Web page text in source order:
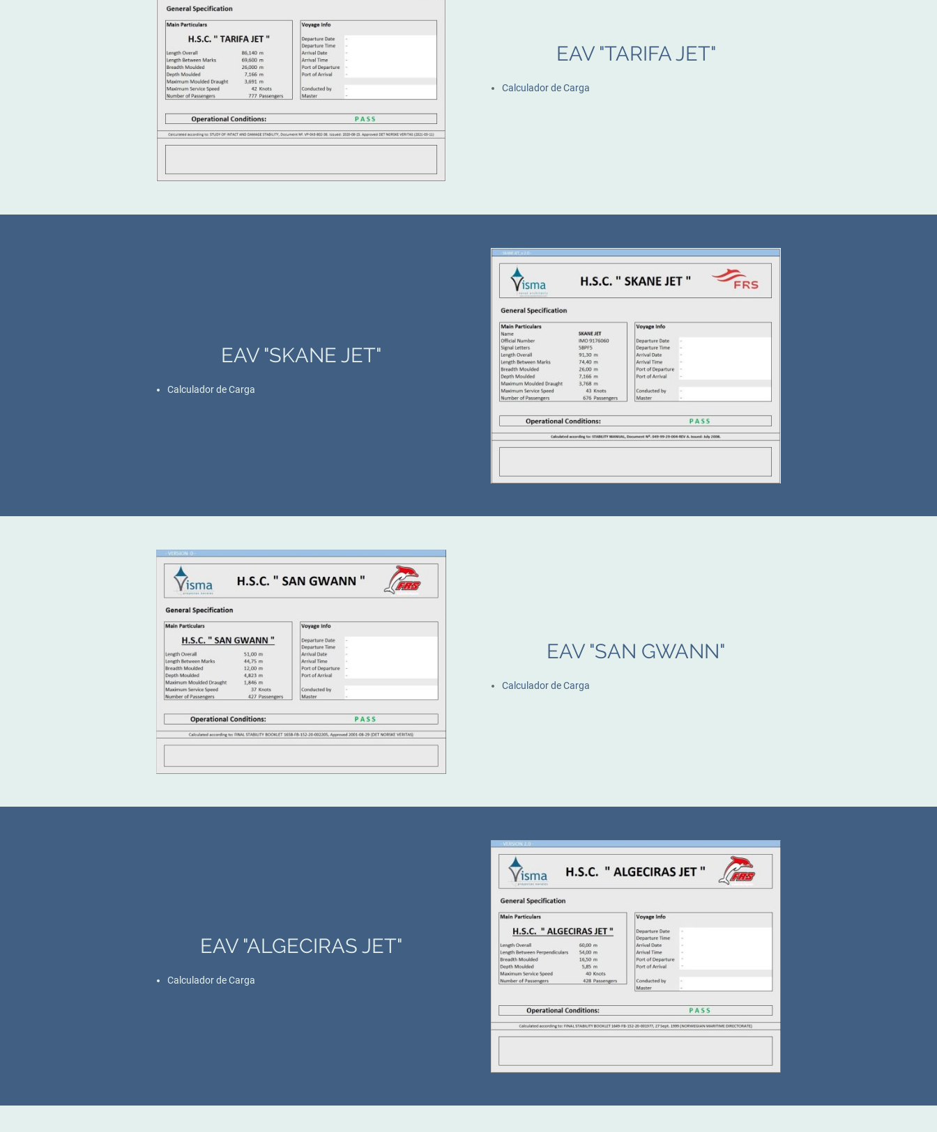
EAV "TARIFA JET"
Calculador de Carga
EAV "SKANE JET"
Calculador de Carga
EAV "SAN GWANN"
Calculador de Carga
EAV "ALGECIRAS JET"
Calculador de Carga